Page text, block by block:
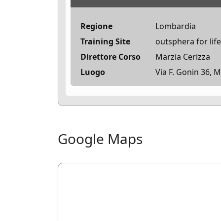
Regione
Lombardia
Training Site
outsphera for life
Direttore Corso
Marzia Cerizza
Luogo
Via F. Gonin 36,
Google Maps